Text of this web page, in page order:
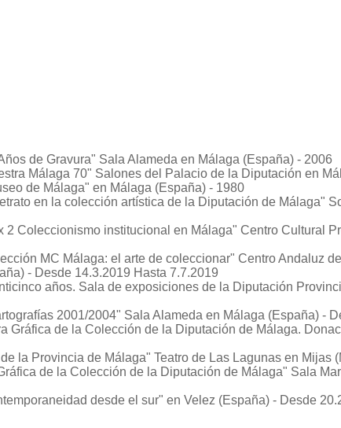
de Gravura" Sala Alameda en Málaga (España) - 2006
Málaga 70" Salones del Palacio de la Diputación en
de Málaga" en Málaga (España) - 1980
en la colección artística de la Diputación de Málaga"
2 Coleccionismo institucional en Málaga" Centro Cultural
MC Málaga: el arte de coleccionar" Centro Andaluz
- Desde 14.3.2019 Hasta 7.7.2019
años. Sala de exposiciones de la Diputación
2001/2004" Sala Alameda en Málaga (España) -
Gráfica de la Colección de la Diputación de Málaga.
la Provincia de Málaga" Teatro de Las Lagunas en Mijas
de la Colección de la Diputación de Málaga" Sala
desde el sur" en Velez (España) - Desde